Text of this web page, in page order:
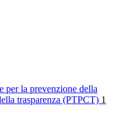
per la prevenzione della
trasparenza (PTPCT) 1